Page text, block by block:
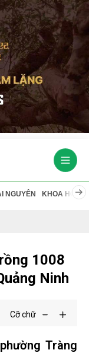
NGUYÊN KHOA HỌC
1008
Ninh
Cỡ chữ
Tràng